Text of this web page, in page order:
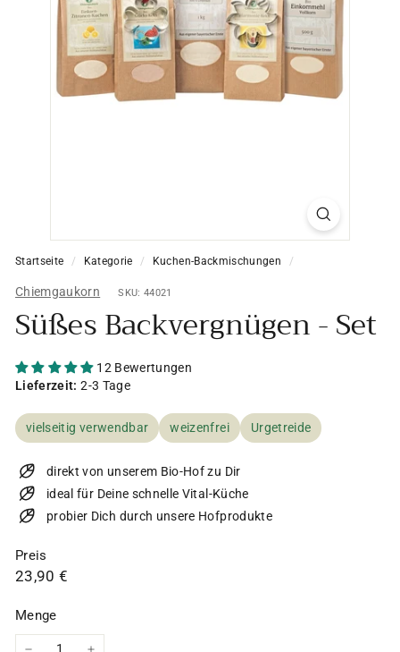
Startseite / Kategorie / Kuchen-Backmischungen /
Chiemgaukorn SKU: 44021
Süßes Backvergnügen - Set
12 Bewertungen
Lieferzeit: 2-3 Tage
vielseitig verwendbar weizenfrei Urgetreide
direkt von unserem Bio-Hof zu Dir
ideal für Deine schnelle Vital-Küche
probier Dich durch unsere Hofprodukte
Preis
Normaler
23,90 €
Menge